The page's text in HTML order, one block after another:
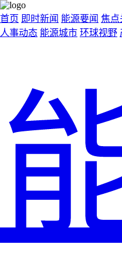
首页 即时新闻 能源要闻 焦点
人事动态 能源城市 环球视野